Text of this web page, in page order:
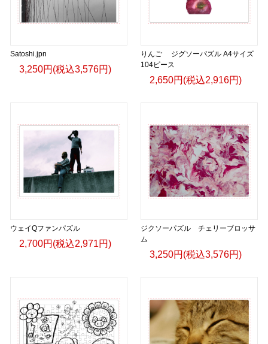
https://gicleepod.com/store/artist-ririkazetakeru
Satoshi.jpn
3,250円(税込3,576円)
りんご ジグソーパズル A4サイズ
104ピース
2,650円(税込2,916円)
ウェイQファンパズル
2,700円(税込2,971円)
ジクソーパズル チェリーブロッサ
ム
3,250円(税込3,576円)